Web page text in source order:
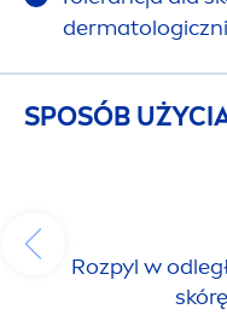
SPOSÓB
Rozpyl w